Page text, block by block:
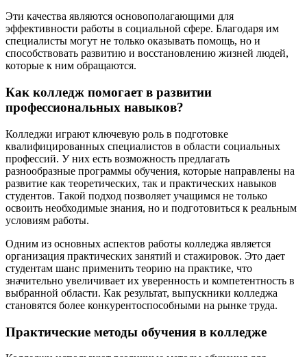
Эти качества являются основополагающими для
эффективности работы в социальной сфере. Благодаря им
специалисты могут не только оказывать помощь, но и
способствовать развитию и восстановлению жизней людей,
которые к ним обращаются.
Как колледж помогает в развитии
профессиональных навыков?
Колледжи играют ключевую роль в подготовке
квалифицированных специалистов в области социальных
профессий. У них есть возможность предлагать
разнообразные программы обучения, которые направлены на
развитие как теоретических, так и практических навыков
студентов. Такой подход позволяет учащимся не только
освоить необходимые знания, но и подготовиться к реальным
условиям работы.
Одним из основных аспектов работы колледжа является
организация практических занятий и стажировок. Это дает
студентам шанс применить теорию на практике, что
значительно увеличивает их уверенность и компетентность в
выбранной области. Как результат, выпускники колледжа
становятся более конкурентоспособными на рынке труда.
Практические методы обучения в колледже